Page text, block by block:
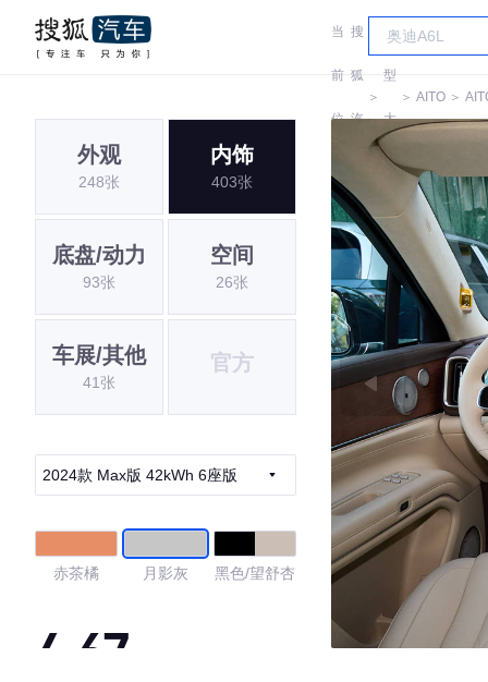
当
前
位
搜
狐
汽
＞
车
型
大
全
＞ AITO ＞
外观
248张
内饰
403张
底盘/动力
93张
空间
26张
车展/其他
41张
官方
2024款 Max版 42kWh 6座版
赤茶橘 月影灰 黑色/望舒杏
4.67